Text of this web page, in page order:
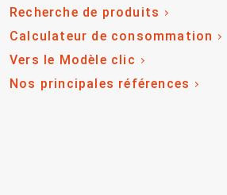
Recherche de produits
Calculateur de consommation
Vers le Modèle clic
Nos principales références